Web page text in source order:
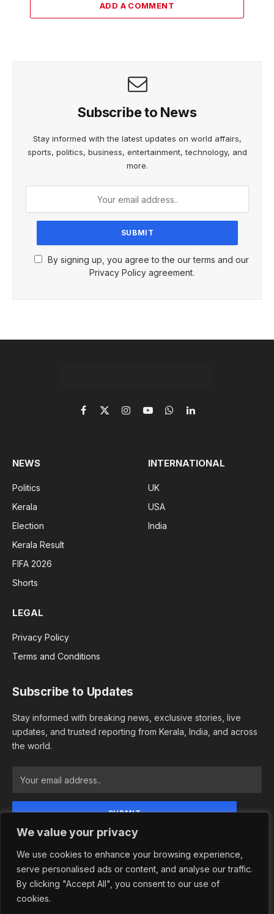
We value your privacy
We use cookies to enhance your browsing experience,
serve personalised ads or content, and analyse our traffic.
By clicking "Accept All", you consent to our use of
cookies.
ADD A COMMENT
Subscribe to News
Stay informed with the latest updates on world affairs,
sports, politics, business, entertainment, technology, and
more.
By signing up, you agree to the our terms and our
Privacy Policy agreement.
Facebook
X
InstagramYouTubeWhatsAppLinkedIn
NEWS
Politics
Kerala
Election
Kerala Result
FIFA 2026
Shorts
INTERNATIONAL
UK
USA
India
LEGAL
Privacy Policy
Terms and Conditions
Subscribe to Updates
Stay informed with breaking news, exclusive stories, live
updates, and trusted reporting from Kerala, India, and across
the world.
By signing up, you agree to the our terms and our
Privacy Policy agreement.